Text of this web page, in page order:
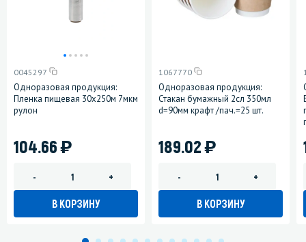
0045297
Одноразовая продукция:
Пленка пищевая 30х250м 7мкм
рулон
104.66)
- +
В КОРЗИНУ
1067770
Одноразовая продукция:
Стакан бумажный 2сл 350мл
d=90мм крафт /пач.=25 шт.
189.02)
- +
В КОРЗИНУ